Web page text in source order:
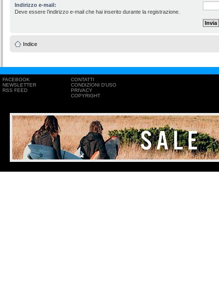
Indirizzo e-mail:
Deve essere l’indirizzo e-mail che hai inserito durante la registrazione.
Indice
FACEBOOK
NEWSLETTER
RSS FEED
CONTATTI
CONDIZIONI D'USO
PRIVACY
COPYRIGHT